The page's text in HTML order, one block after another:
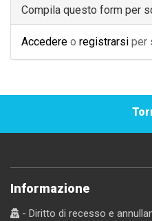
Compila questo form per
Accedere o registrarsi per
Informazione
- Diritto di recesso e